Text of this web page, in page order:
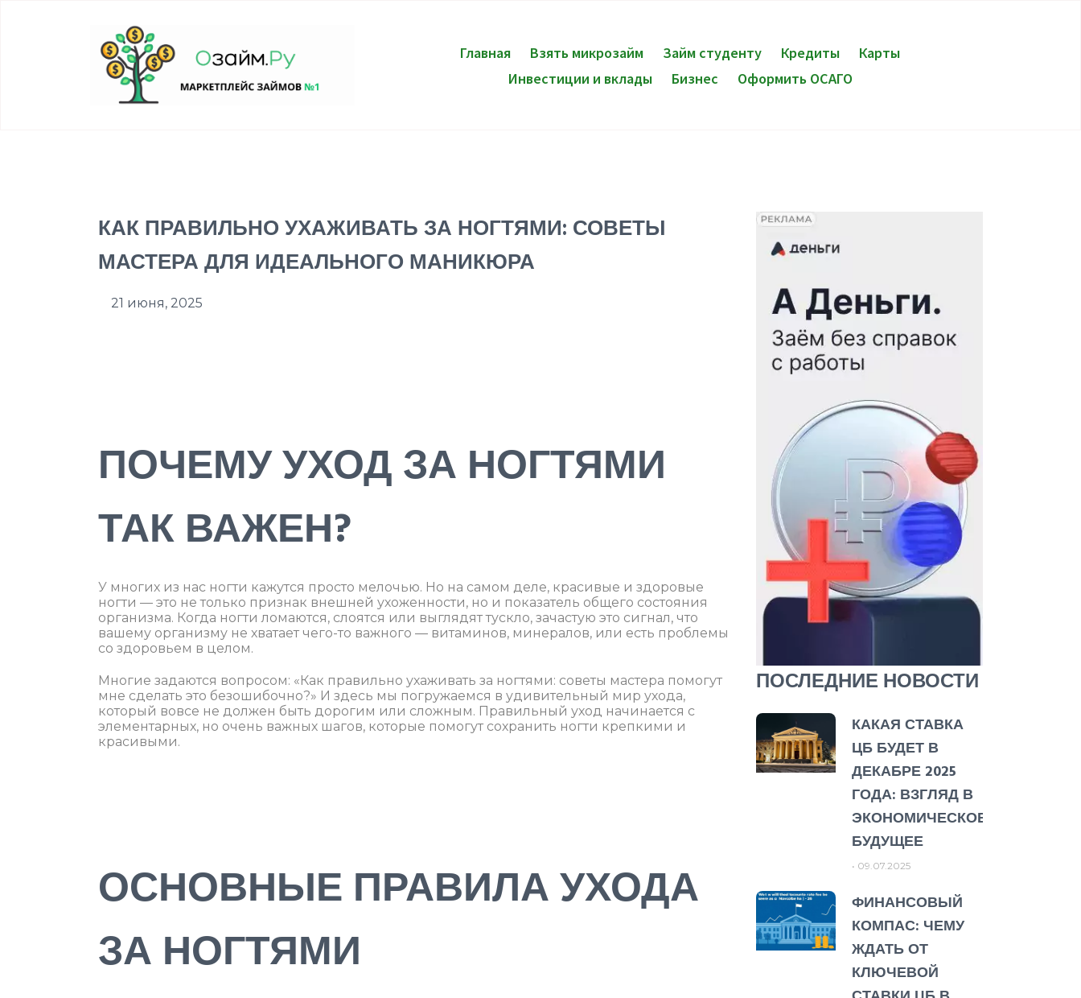
Главная Взять микрозайм Займ студенту Кредиты
Карты
Инвестиции и вклады
Бизнес Оформить ОСАГО
КАК ПРАВИЛЬНО УХАЖИВАТЬ ЗА НОГТЯМИ: СОВЕТЫ
МАСТЕРА ДЛЯ ИДЕАЛЬНОГО МАНИКЮРА
21 июня, 2025
ПОЧЕМУ УХОД ЗА НОГТЯМИ
ТАК ВАЖЕН?
У многих из нас ногти кажутся просто мелочью. Но на самом деле, красивые и здоровые
ногти — это не только признак внешней ухоженности, но и показатель общего состояния
организма. Когда ногти ломаются, слоятся или выглядят тускло, зачастую это сигнал, что
вашему организму не хватает чего-то важного — витаминов, минералов, или есть проблемы
со здоровьем в целом.
Многие задаются вопросом: «Как правильно ухаживать за ногтями: советы мастера помогут
мне сделать это безошибочно?» И здесь мы погружаемся в удивительный мир ухода,
который вовсе не должен быть дорогим или сложным. Правильный уход начинается с
элементарных, но очень важных шагов, которые помогут сохранить ногти крепкими и
красивыми.
ОСНОВНЫЕ ПРАВИЛА УХОДА
ЗА НОГТЯМИ
ПОСЛЕДНИЕ НОВОСТИ
КАКАЯ СТАВКА
ЦБ БУДЕТ В
ДЕКАБРЕ 2025
ГОДА: ВЗГЛЯД В
ЭКОНОМИЧЕСКОЕ
БУДУЩЕЕ
09.07.2025
ФИНАНСОВЫЙ
КОМПАС: ЧЕМУ
ЖДАТЬ ОТ
КЛЮЧЕВОЙ